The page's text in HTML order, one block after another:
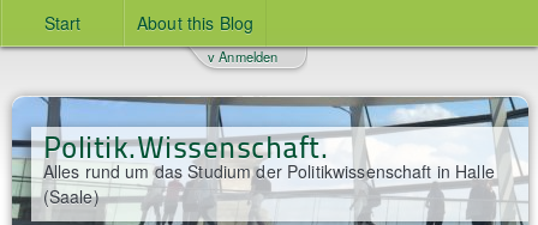
Start About this Blog
Politik.Wissenschaft.
Alles rund um das Studium der Politikwissenschaft in Halle
(Saale)
v Anmelden